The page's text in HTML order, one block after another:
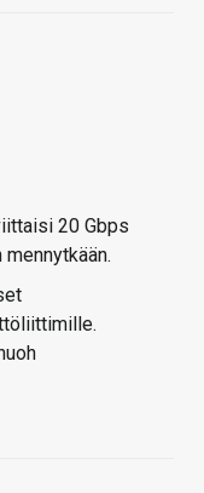
20 Gbps